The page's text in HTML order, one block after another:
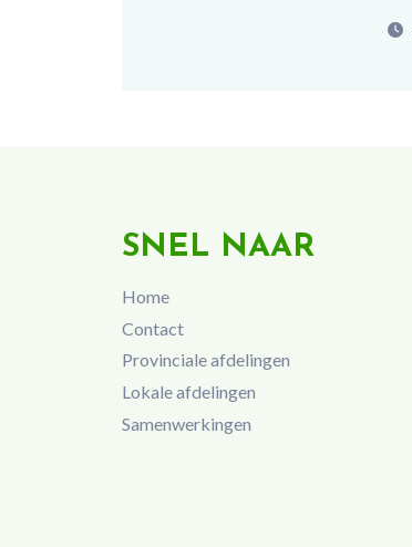
SNEL NAAR
Home
Contact
Provinciale afdelingen
Lokale afdelingen
Samenwerkingen